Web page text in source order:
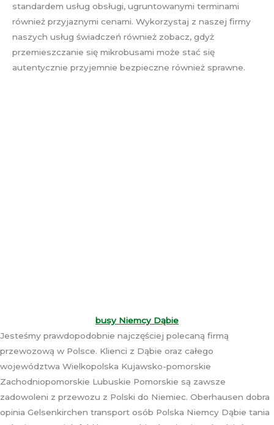
standardem usług obsługi, ugruntowanymi terminami
również przyjaznymi cenami. Wykorzystaj z naszej firmy
naszych usług świadczeń również zobacz, gdyż
przemieszczanie się mikrobusami może stać się
autentycznie przyjemnie bezpieczne również sprawne.
busy Niemcy Dąbie
Jesteśmy prawdopodobnie najczęściej polecaną firmą
przewozową w Polsce. Klienci z Dąbie oraz całego
województwa Wielkopolska Kujawsko-pomorskie
Zachodniopomorskie Lubuskie Pomorskie są zawsze
zadowoleni z przewozu z Polski do Niemiec. Oberhausen dobra
opinia Gelsenkirchen transport osób Polska Niemcy Dąbie tania